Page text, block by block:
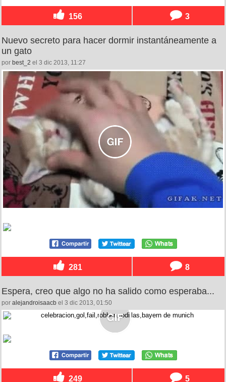
156 3
Nuevo secreto para hacer dormir instantáneamente a
un gato
por best_2 el 3 dic 2013, 11:27
281 8
Espera, creo que algo no ha salido como esperaba...
por alejandroisaacb el 3 dic 2013, 01:50
249 5